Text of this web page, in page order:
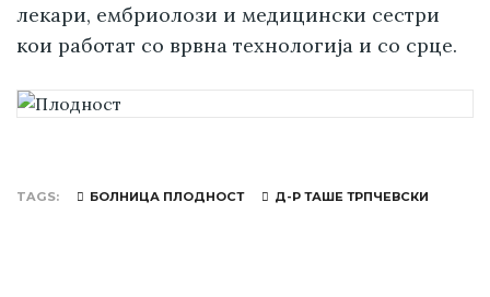
лекари, ембриолози и медицински сестри
кои работат со врвна технологија и со срце.
TAGS БОЛНИЦА ПЛОДНОСТ Д-Р ТАШЕ ТРПЧЕВСКИ